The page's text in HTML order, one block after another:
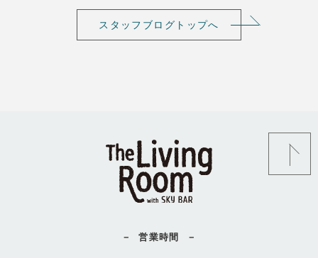
スタッフブログトップへ
営業時間